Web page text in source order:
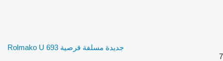
جديدة مسلفة قرصية Rolmako U 693
7